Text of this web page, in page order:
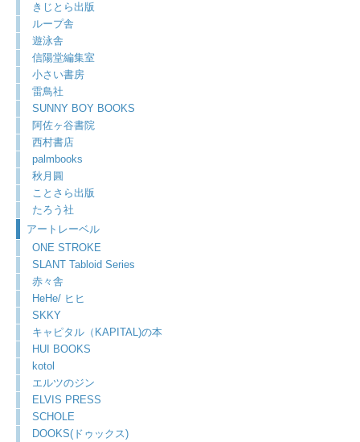
きじとら出版
ループ舎
遊泳舎
信陽堂編集室
小さい書房
雷鳥社
SUNNY BOY BOOKS
阿佐ヶ谷書院
西村書店
palmbooks
秋月圓
ことさら出版
たろう社
アートレーベル
ONE STROKE
SLANT Tabloid Series
赤々舎
HeHe/ ヒヒ
SKKY
キャピタル（KAPITAL)の本
HUI BOOKS
kotol
エルツのジン
ELVIS PRESS
SCHOLE
DOOKS(ドゥックス)